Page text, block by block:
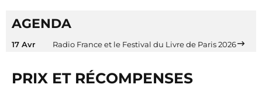
AGENDA
17 Avr Radio France et le Festival du Livre de Paris 2026
PRIX ET RÉCOMPENSES